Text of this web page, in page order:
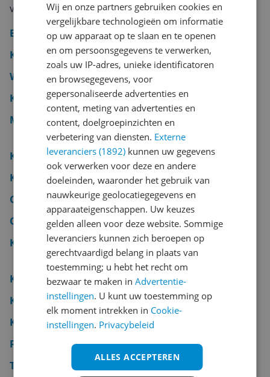
vinden zijn.
Espressoapparaten
Koffiezetapparaten
Waterkokers
Kokend water kranen
Melkopschuimer
Koffiemolen
Koffiepads
Cafetière
Capsulehouder koffie
Koffie- en theeservies
Koffiebonen
Koffiecups
Koffiepot
Percolator
Theedoos
Wij en onze partners gebruiken cookies en
vergelijkbare technologieën om informatie
op uw apparaat op te slaan en te openen
en om persoonsgegevens te verwerken,
zoals uw IP-adres, unieke identificatoren
en browsegegevens, voor
gepersonaliseerde advertenties en
content, meting van advertenties en
content, doelgroepinzichten en
verbetering van diensten. Externe
leveranciers (1892) kunnen uw gegevens
ook verwerken voor deze en andere
doeleinden, waaronder het gebruik van
nauwkeurige geolocatiegegevens en
apparaateigenschappen. Uw keuzes
gelden alleen voor deze website. Sommige
leveranciers kunnen zich beroepen op
gerechtvaardigd belang in plaats van
toestemming; u hebt het recht om
bezwaar te maken inAdvertentie-
instellingen. U kunt uw toestemming op
elk moment intrekken in Cookie-
instellingen. Privacybeleid
ALLES ACCEPTEREN